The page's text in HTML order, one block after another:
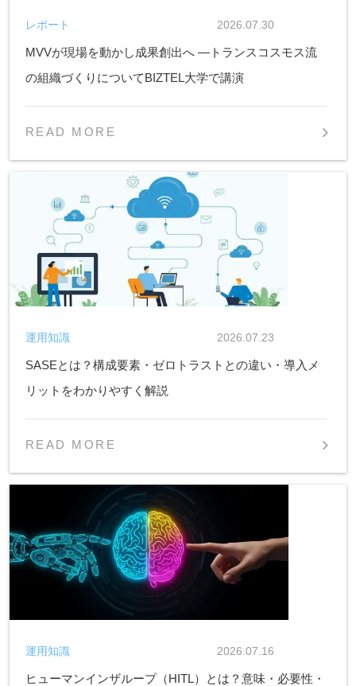
MVVが現場を動かし成果創出へ ―トランスコスモス流
の組織づくりについてBIZTEL大学で講演
2026.07.30
レポート
READ MORE
SASEとは？構成要素・ゼロトラストとの違い・導入メ
リットをわかりやすく解説
2026.07.23
運用知識
READ MORE
ヒューマンインザループ（HITL）とは？意味・必要性・
2026.07.16
運用知識